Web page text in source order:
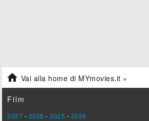
 Vai alla home di MYmovies.it »
Film
2027 - 2026 -2025 - 2024